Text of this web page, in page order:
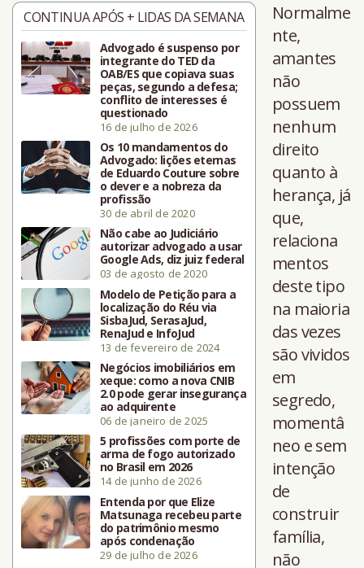
CONTINUA APÓS + LIDAS DA SEMANA
Advogado é suspenso por
integrante do TED da
OAB/ES que copiava suas
peças, segundo a defesa;
conflito de interesses é
questionado
16 de julho de 2026
Os 10 mandamentos do
Advogado: lições eternas
de Eduardo Couture sobre
o dever e a nobreza da
profissão
30 de abril de 2020
Não cabe ao Judiciário
autorizar advogado a usar
Google Ads, diz juiz federal
03 de agosto de 2020
Modelo de Petição para a
localização do Réu via
SisbaJud, SerasaJud,
RenaJud e InfoJud
13 de fevereiro de 2024
Negócios imobiliários em
xeque: como a nova CNIB
2.0 pode gerar insegurança
ao adquirente
06 de janeiro de 2025
5 profissões com porte de
arma de fogo autorizado
no Brasil em 2026
14 de junho de 2026
Entenda por que Elize
Matsunaga recebeu parte
do patrimônio mesmo
após condenação
29 de julho de 2026
Normalme
nte,
amantes
não
possuem
nenhum
direito
quanto à
herança, já
que,
relaciona
mentos
deste tipo
na maioria
das vezes
são vividos
em
segredo,
momentâ
neo e sem
intenção
de
construir
família,
não